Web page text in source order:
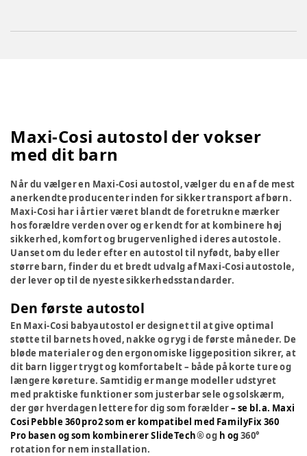
Maxi-Cosi autostol der vokser
med dit barn
Når du vælger en Maxi-Cosi autostol, vælger du en af de mest
anerkendte producenter inden for sikker transport af børn.
Maxi-Cosi har i årtier været blandt de foretrukne mærker
hos forældre verden over og er kendt for at kombinere høj
sikkerhed, komfort og brugervenlighed i deres autostole.
Uanset om du leder efter en autostol til nyfødt, baby eller
større barn, finder du et bredt udvalg af Maxi-Cosi autostole,
der lever op til de nyeste sikkerhedsstandarder.
Den første autostol
En Maxi-Cosi babyautostol er designet til at give optimal
støtte til barnets hoved, nakke og ryg i de første måneder. De
bløde materialer og den ergonomiske liggeposition sikrer, at
dit barn ligger trygt og komfortabelt – både på korte ture og
længere køreture. Samtidig er mange modeller udstyret
med praktiske funktioner som justerbar sele og solskærm,
der gør hverdagen lettere for dig som forælder– se bl.a. Maxi
Cosi Pebble 360 pro2 som er kompatibel med FamilyFix 360
Pro basen og som kombinerer SlideTech® og h og360°
rotation for nem installation.